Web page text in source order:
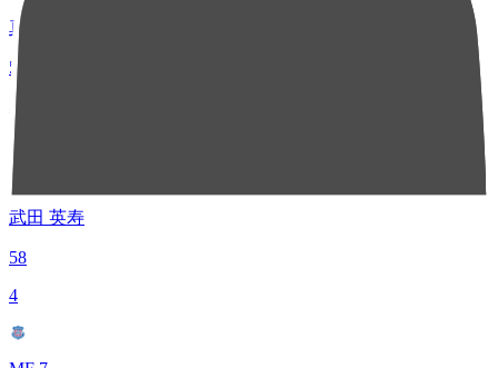
真瀬 拓海
59
3
MF 8
武田 英寿
58
4